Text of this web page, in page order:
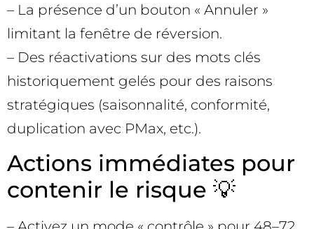
– La présence d’un bouton « Annuler »
limitant la fenêtre de réversion.
– Des réactivations sur des mots clés
historiquement gelés pour des raisons
stratégiques (saisonnalité, conformité,
duplication avec PMax, etc.).
Actions immédiates pour
contenir le risque 💡